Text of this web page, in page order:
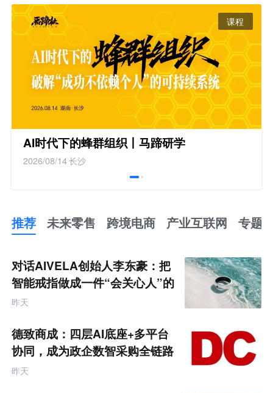
课程
AI时代下的蜂群组织丨马蹄研学
2026/08/14长沙
推荐 未来零售 跨境电商 产业互联网 专题
来
零
售
跨
境
商
产
业
互
联
网
对话AIVELA创始人李东豪：把
智能戒指做成一件“会关心人”的
饰品
昨天
德致商成：四层AI底座+多平台
协同，成为政企数智采购全链路
服务商
昨天